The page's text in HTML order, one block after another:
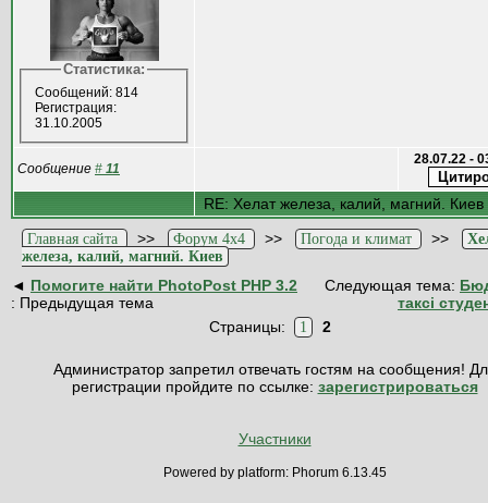
Статистика:
Сообщений: 814
Регистрация:
31.10.2005
Сообщение # 11
28.07.22 -
RE: Хелат железа, калий, магний. Киев
Главная сайта >> Форум 4x4 >> Погода и климат >>
железа, калий, магний. Киев
◄ Помогите найти PhotoPost PHP 3.2
: Предыдущая тема
Следующая тема:
таксі
Страницы:
1 2
Администратор запретил отвечать гостям на сообщения!
регистрации пройдите по ссылке: зарегистрироваться
Участники
Powered by platform: Phorum 6.13.45